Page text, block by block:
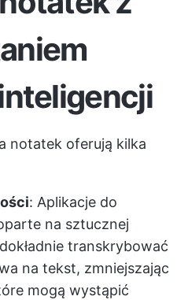
notatek oferują kilka
: Aplikacje do
na sztucznej
transkrybować
na tekst, zmniejszając
mogą wystąpić